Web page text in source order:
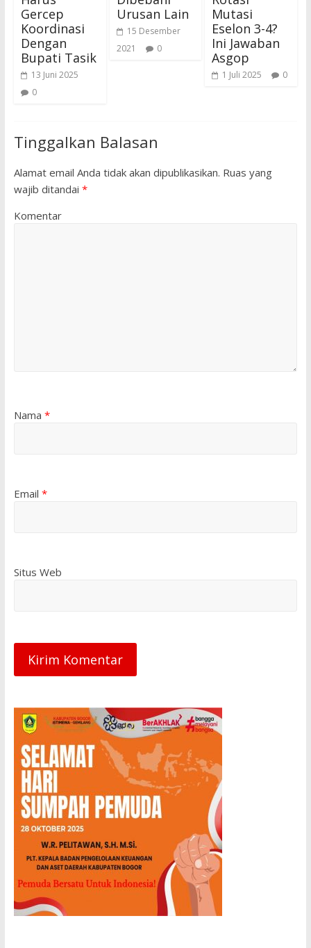
Gercep
Koordinasi
Dengan
Bupati Tasik
13 Juni 2025
0
Urusan Lain
15 Desember
2021
0
Mutasi
Eselon 3-4?
Ini Jawaban
Asgop
1 Juli 2025 0
Tinggalkan Balasan
Alamat email Anda tidak akan dipublikasikan. Ruas yang
wajib ditandai *
Komentar
Nama *
Email *
Situs Web